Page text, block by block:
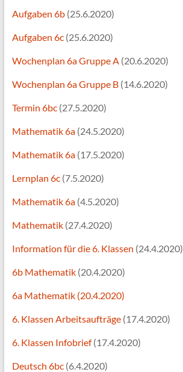
Aufgaben 6b(25.6.2020)
Aufgaben 6c(25.6.2020)
Wochenplan 6a Gruppe A (20.6.2020)
Wochenplan 6a Gruppe B(14.6.2020)
Termin 6bc(27.5.2020)
Mathematik 6a (24.5.2020)
Mathematik 6a(17.5.2020)
Lernplan 6c(7.5.2020)
Mathematik 6a(4.5.2020)
Mathematik (27.4.2020)
Information für die 6. Klassen (24.4.2020)
6b Mathematik(20.4.2020)
6a Mathematik (20.4.2020)
6. Klassen Arbeitsaufträge(17.4.2020)
6. Klassen Infobrief(17.4.2020)
Deutsch 6bc(6.4.2020)